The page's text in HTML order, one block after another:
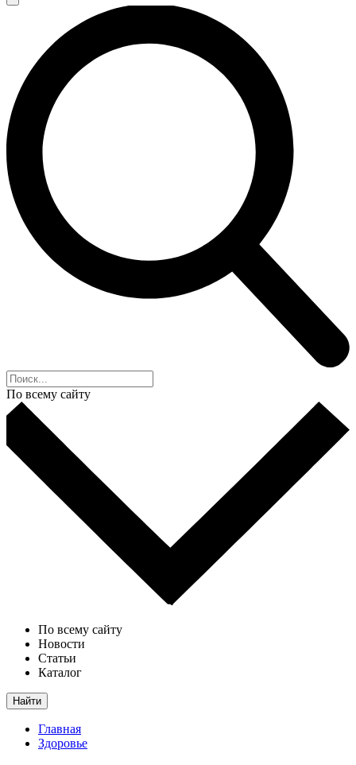
По всему сайту
По всему сайту
Новости
Статьи
Каталог
Найти
Главная
Здоровье